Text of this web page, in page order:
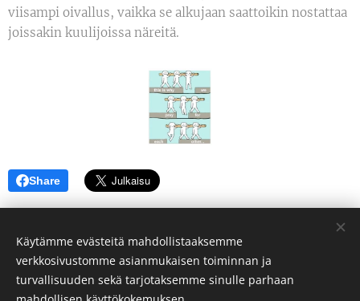
viisampi oivallus, vaikka se alkujaan saattoikin nostattaa
joissakin kuulijoissa näreitä.
Share
Mertsi MEDI Ärling
Käytämme evästeitä mahdollistaaksemme
verkkosivustomme asianmukaisen toiminnan ja
turvallisuuden sekä tarjotaksemme sinulle parhaan